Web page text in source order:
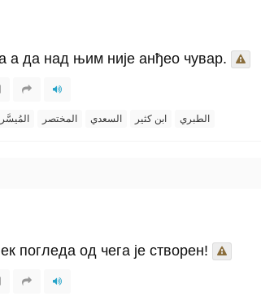
а да над њим није анђео чувар.
المُيسَّر المختصر السعدي ابن كثير الطبري
погледа од чега је створен!